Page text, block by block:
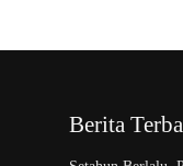
Berita